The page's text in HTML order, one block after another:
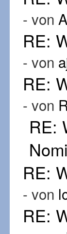
- von
RE:
- von
RE:
- von
RE:
RE:
- von
RE: